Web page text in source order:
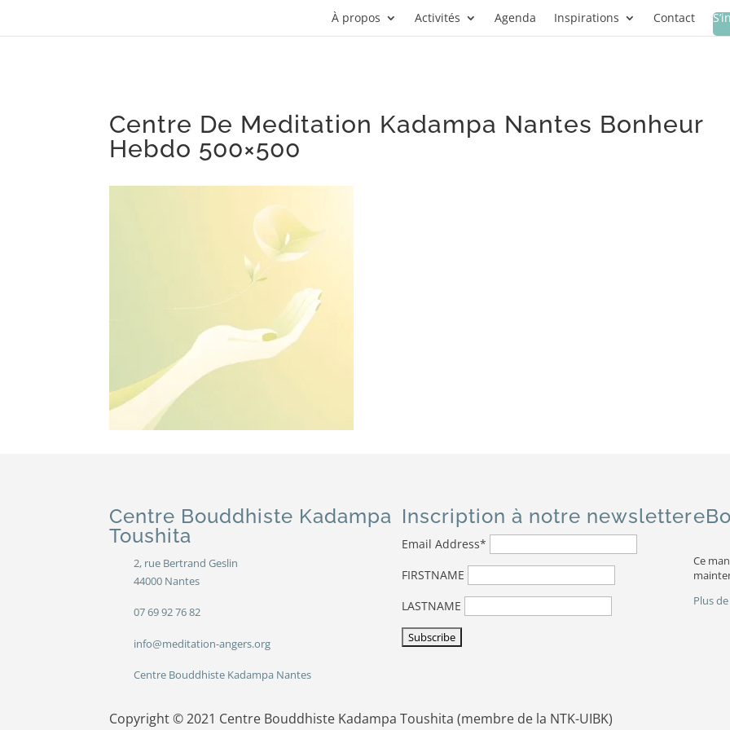
À propos Activités Agenda Inspirations Contact
Centre De Meditation Kadampa Nantes Bonheur
Hebdo 500×500
Centre Bouddhiste Kadampa
Toushita
2, rue Bertrand Geslin
44000 Nantes
07 69 92 76 82
info@meditation-angers.org
Centre Bouddhiste Kadampa Nantes
Inscription à notre newsletter
Email Address*
FIRSTNAME
LASTNAME
Ce
Plus
Copyright © 2021 Centre Bouddhiste Kadampa Toushita (membre de la NTK-UIBK)